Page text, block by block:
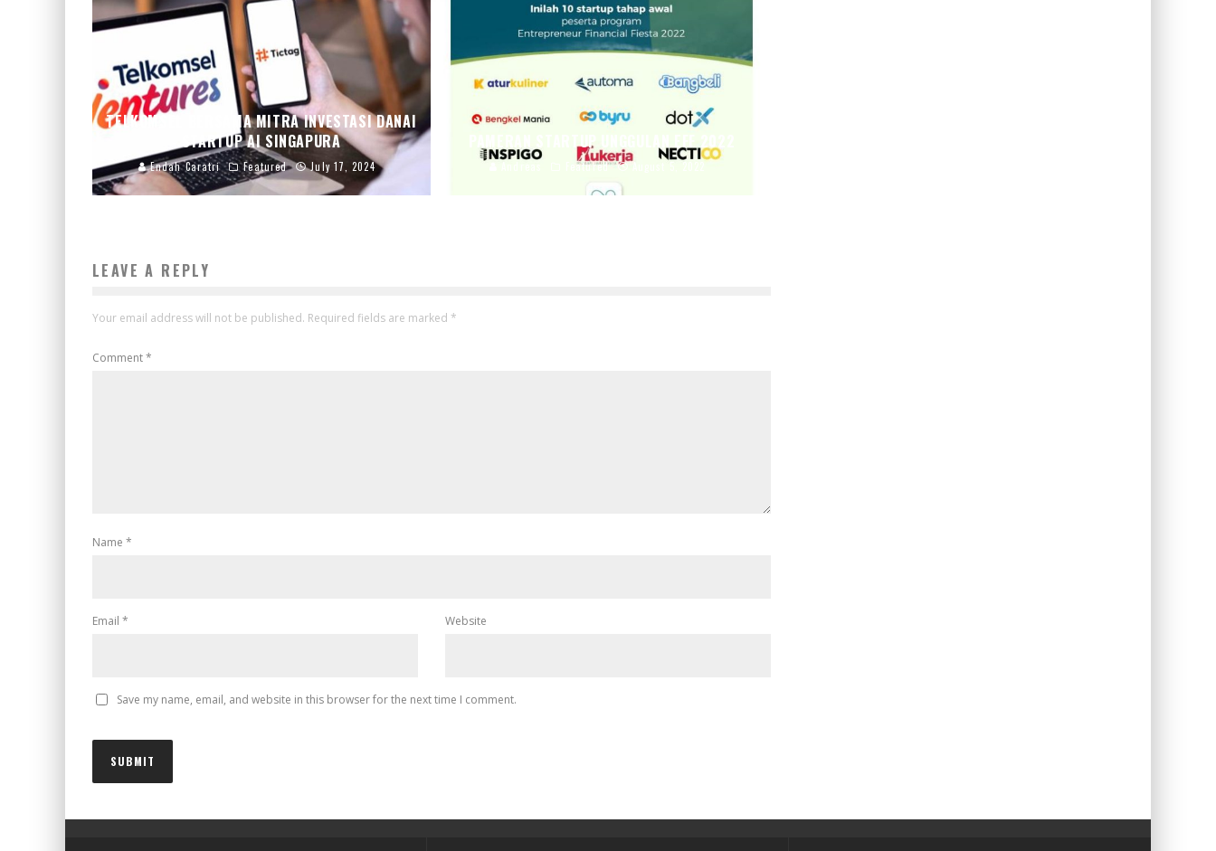
TELKOMSEL BERSAMA MITRA INVESTASI DANAI
STARTUP AI SINGAPURA
Endah Caratri Featured July 17, 2024
PAMERAN STARTUP UNGGULAN EFF 2022
Featured August 5, 2022
LEAVE A REPLY
Your email address will not be published. Required fields are marked *
Comment*
Name *
Email * Website
Save my name, email, and website in this browser for the next time I comment.